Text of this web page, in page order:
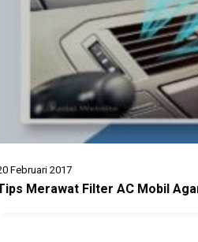
Februari 2017
Merawat Filter AC Mobil